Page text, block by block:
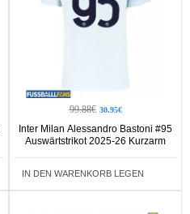
99.88€ 30.95€
Inter Milan Alessandro Bastoni #95
Auswärtstrikot 2025-26 Kurzarm
IN DEN WARENKORB LEGEN